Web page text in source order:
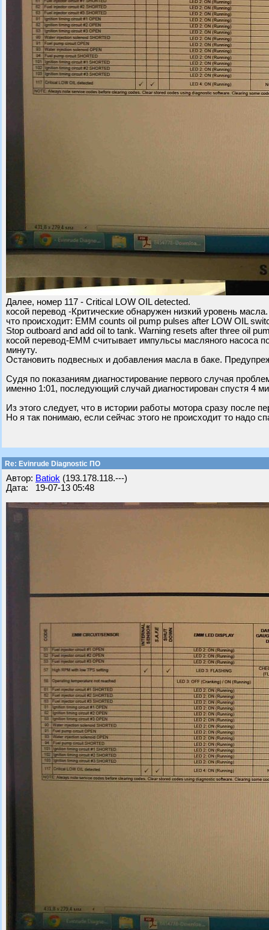
Далее, номер 117 - Critical LOW OIL detected.
косой перевод -Критические обнаружен низкий уровень масла.
что происходит: EMM counts oil pump pulses after LOW OIL
Stop outboard and add oil to tank. Warning resets after three oil
косой перевод-EMM считывает импульсы масляного насоса
минуту.
Остановить подвесных и добавления масла в баке.
Судя по показаниям диагностирование первого случая
именно 1:01, последующий случай диагностирован спустя 4
Из этого следует, что в истории работы мотора сразу после
Но я так понимаю, если сейчас этого не происходит то надо
Re: Evinrude Diagnostic ПО
Автор: Batiok (193.178.118.---)
Дата: 19-07-13 05:48